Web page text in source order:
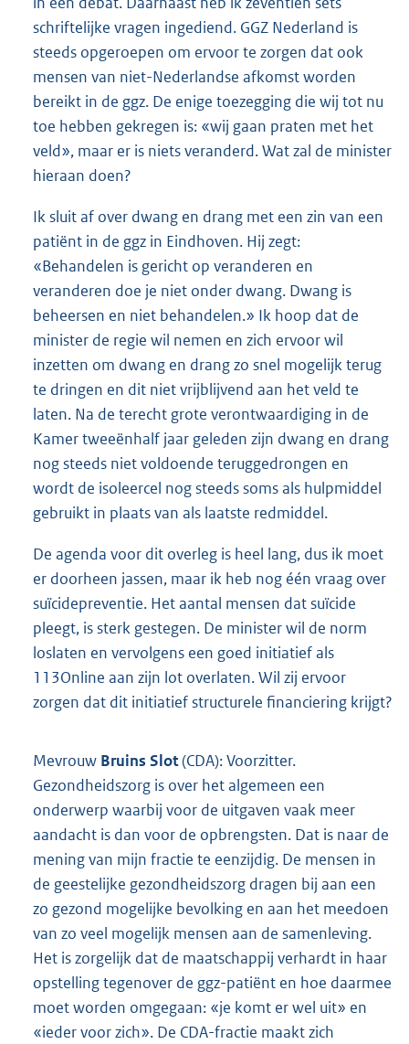
schriftelijke vragen ingediend. GGZ Nederland is
steeds opgeroepen om ervoor te zorgen dat ook
mensen van niet-Nederlandse afkomst worden
bereikt in de ggz. De enige toezegging die wij tot nu
toe hebben gekregen is: «wij gaan praten met het
veld», maar er is niets veranderd. Wat zal de minister
hieraan doen?
Ik sluit af over dwang en drang met een zin van een
patiënt in de ggz in Eindhoven. Hij zegt:
«Behandelen is gericht op veranderen en
veranderen doe je niet onder dwang. Dwang is
beheersen en niet behandelen.» Ik hoop dat de
minister de regie wil nemen en zich ervoor wil
inzetten om dwang en drang zo snel mogelijk terug
te dringen en dit niet vrijblijvend aan het veld te
laten. Na de terecht grote verontwaardiging in de
Kamer tweeënhalf jaar geleden zijn dwang en drang
nog steeds niet voldoende teruggedrongen en
wordt de isoleercel nog steeds soms als hulpmiddel
gebruikt in plaats van als laatste redmiddel.
De agenda voor dit overleg is heel lang, dus ik moet
er doorheen jassen, maar ik heb nog één vraag over
suïcidepreventie. Het aantal mensen dat suïcide
pleegt, is sterk gestegen. De minister wil de norm
loslaten en vervolgens een goed initiatief als
113Online aan zijn lot overlaten. Wil zij ervoor
zorgen dat dit initiatief structurele financiering krijgt?
Mevrouw Bruins Slot(CDA): Voorzitter.
Gezondheidszorg is over het algemeen een
onderwerp waarbij voor de uitgaven vaak meer
aandacht is dan voor de opbrengsten. Dat is naar de
mening van mijn fractie te eenzijdig. De mensen in
de geestelijke gezondheidszorg dragen bij aan een
zo gezond mogelijke bevolking en aan het meedoen
van zo veel mogelijk mensen aan de samenleving.
Het is zorgelijk dat de maatschappij verhardt in haar
opstelling tegenover de ggz-patiënt en hoe daarmee
moet worden omgegaan: «je komt er wel uit» en
«ieder voor zich». De CDA-fractie maakt zich